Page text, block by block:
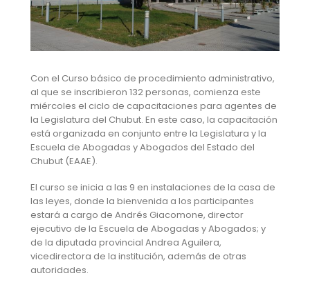
Con el Curso básico de procedimiento administrativo,
al que se inscribieron 132 personas, comienza este
miércoles el ciclo de capacitaciones para agentes de
la Legislatura del Chubut. En este caso, la capacitación
está organizada en conjunto entre la Legislatura y la
Escuela de Abogadas y Abogados del Estado del
Chubut (EAAE).
El curso se inicia a las 9 en instalaciones de la casa de
las leyes, donde la bienvenida a los participantes
estará a cargo de Andrés Giacomone, director
ejecutivo de la Escuela de Abogadas y Abogados; y
de la diputada provincial Andrea Aguilera,
vicedirectora de la institución, además de otras
autoridades.